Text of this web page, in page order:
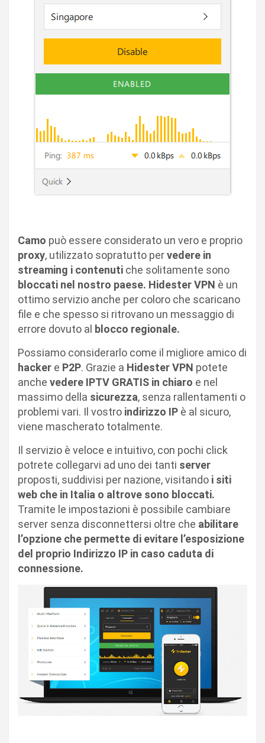
Camo può essere considerato un vero e proprio
proxy, utilizzato sopratutto pervedere in
streaming i contenuti che solitamente sono
bloccati nel nostro paese. Hidester VPN è un
ottimo servizio anche per coloro che scaricano
file e che spesso si ritrovano un messaggio di
errore dovuto al blocco regionale.
Possiamo considerarlo come il migliore amico di
hacker e P2P. Grazie a Hidester VPN potete
anche vedere IPTV GRATIS in chiaro e nel
massimo della sicurezza, senza rallentamenti o
problemi vari. Il vostro indirizzo IP è al sicuro,
viene mascherato totalmente.
Il servizio è veloce e intuitivo, con pochi click
potrete collegarvi ad uno dei tanti server
proposti, suddivisi per nazione, visitando i siti
web che in Italia o altrove sono bloccati.
Tramite le impostazioni è possibile cambiare
server senza disconnettersi oltre che abilitare
l’opzione che permette di evitare l’esposizione
del proprio Indirizzo IP in caso caduta di
connessione.